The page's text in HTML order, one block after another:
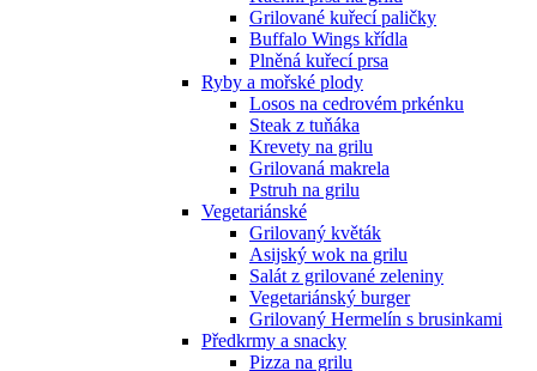
Grilované kuřecí paličky
Buffalo Wings křídla
Plněná kuřecí prsa
Ryby a mořské plody
Losos na cedrovém prkénku
Steak z tuňáka
Krevety na grilu
Grilovaná makrela
Pstruh na grilu
Vegetariánské
Grilovaný květák
Asijský wok na grilu
Salát z grilované zeleniny
Vegetariánský burger
Grilovaný Hermelín s brusinkami
Předkrmy a snacky
Pizza na grilu